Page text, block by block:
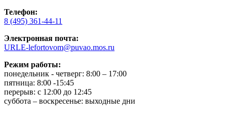
Телефон:
8 (495) 361-44-11
Электронная почта:
URLE-lefortovom@puvao.mos.ru
Режим работы:
понедельник - четверг: 8:00 – 17:00
пятница: 8:00 -15:45
перерыв: с 12:00 до 12:45
суббота – воскресенье: выходные дни